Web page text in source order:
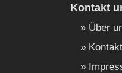
Kontakt
Über
Kontakt